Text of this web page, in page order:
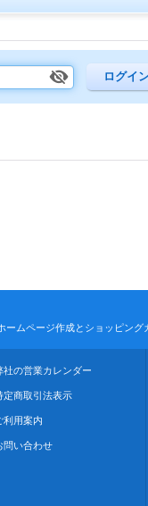
ームページ作成とショッピン
社の営業カレンダー
定商取引法表示
利用案内
問い合わせ